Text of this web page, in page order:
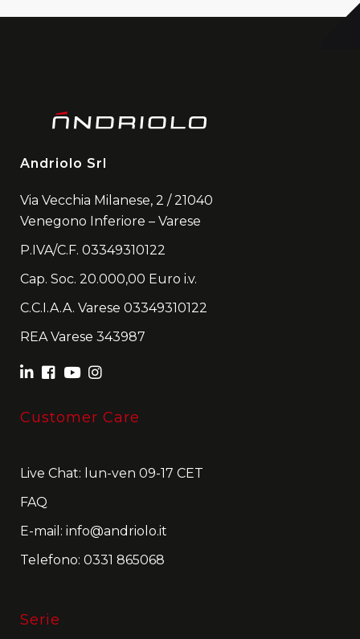
Andriolo Srl
Via Vecchia Milanese, 2 / 21040
Venegono Inferiore – Varese
P.IVA/C.F. 03349310122
Cap. Soc. 20.000,00 Euro i.v.
C.C.I.A.A. Varese 03349310122
REA Varese 343987
Customer Care
Live Chat: lun-ven 09-17 CET
FAQ
E-mail: info@andriolo.it
Telefono: 0331 865068
Serie